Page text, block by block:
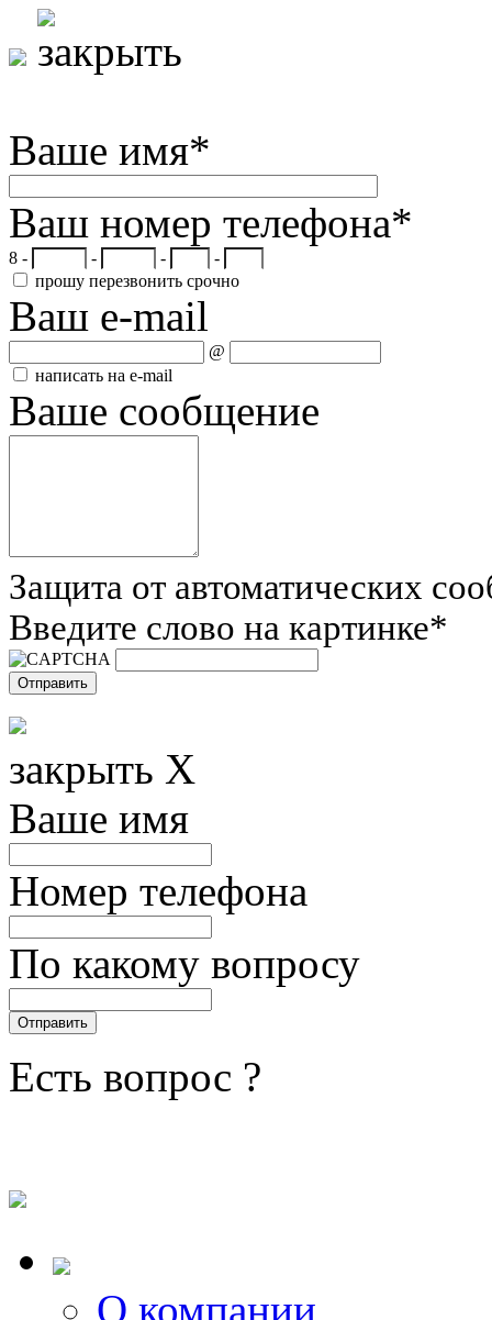
Ваше имя*
Ваш номер телефона*
8 - - -
-
прошу перезвонить срочно
Ваш e-mail
@
написать на e-mail
Ваше сообщение
Защита от автоматических
Введите слово на картинке*
закрыть X
Ваше имя
Номер телефона
По какому вопросу
Есть вопрос ?
О компании